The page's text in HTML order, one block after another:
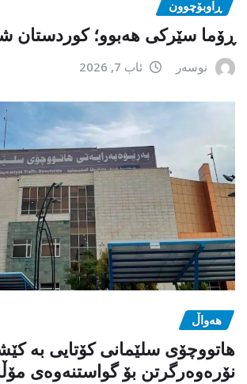
ڕاوبۆچوون
ڕۆما سێرکی هەبوو؛ کوردستان
نوسەر ئاب 7, 2026
هەواڵ
هاتووچۆی سلێمانی کۆتایی بە
نۆرەوەرگرتن بۆ گواستنەوەی